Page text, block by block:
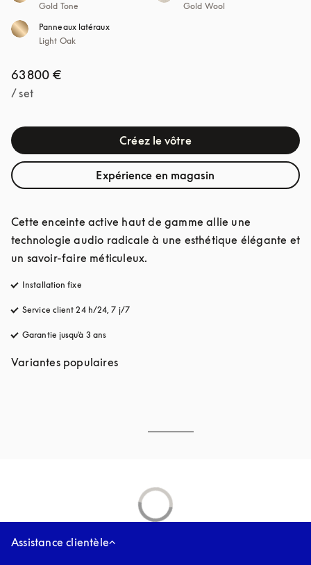
Gold Tone
Gold Wool
Panneaux latéraux
Light Oak
63 800 €
/ set
Créez le vôtre
Expérience en magasin
Cette enceinte active haut de gamme allie une
technologie audio radicale à une esthétique élégante et
un savoir-faire méticuleux.
Installation fixe
Service client 24 h/24, 7 j/7s’ouvre dans un nouvel onglet
Garantie jusqu'à 3 ans
Variantes populaires
Assistance clientèle